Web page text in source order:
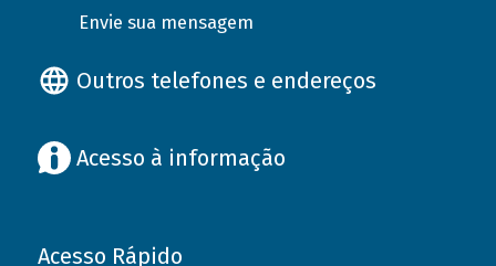
Envie sua mensagem
Outros telefones e endereços
Acesso à informação
Acesso Rápido